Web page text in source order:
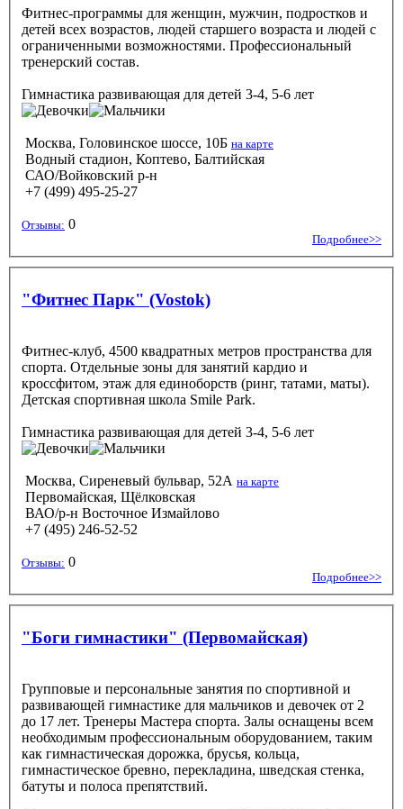
Фитнес-программы для женщин, мужчин, подростков и
детей всех возрастов, людей старшего возраста и людей с
ограниченными возможностями. Профессиональный
тренерский состав.
Гимнастика развивающая для детей 3-4, 5-6 лет
Москва, Головинское шоссе, 10Б на карте
Водный стадион, Коптево, Балтийская
САО/Войковский р-н
+7 (499) 495-25-27
Отзывы: 0
Подробнее>>
"Фитнес Парк" (Vostok)
Фитнес-клуб, 4500 квадратных метров пространства для
спорта. Отдельные зоны для занятий кардио и
кроссфитом, этаж для единоборств (ринг, татами, маты).
Детская спортивная школа Smile Park.
Гимнастика развивающая для детей 3-4, 5-6 лет
Москва, Сиреневый бульвар, 52А на карте
Первомайская, Щёлковская
ВАО/р-н Восточное Измайлово
+7 (495) 246-52-52
Отзывы: 0
Подробнее>>
"Боги гимнастики" (Первомайская)
Групповые и персональные занятия по спортивной и
развивающей гимнастике для мальчиков и девочек от 2
до 17 лет. Тренеры Мастера спорта. Залы оснащены всем
необходимым профессиональным оборудованием, таким
как гимнастическая дорожка, брусья, кольца,
гимнастическое бревно, перекладина, шведская стенка,
батуты и полоса препятствий.